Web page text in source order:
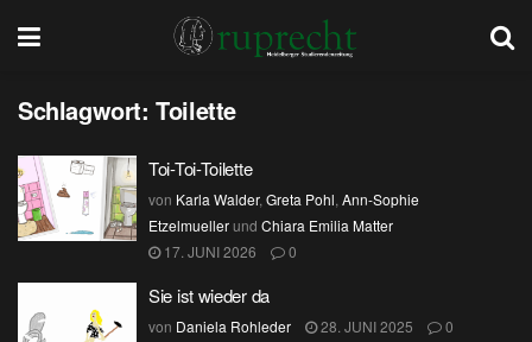
Schlagwort:Toilette
Toi-Toi-Toilette
von Karla Walder, Greta Pohl, Ann-Sophie
Etzelmuellerund Chiara Emilia Matter
17. JUNI 2026
0
Sie ist wieder da
von Daniela Rohleder 28. JUNI 2025 0